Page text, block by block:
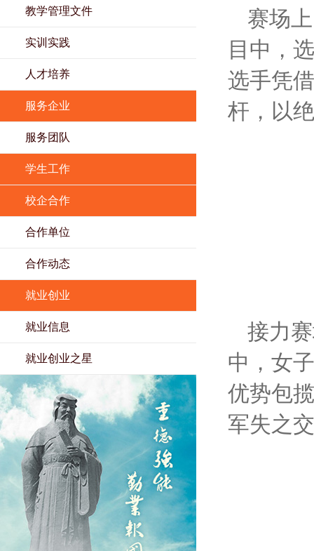
教学管理文件
实训实践
人才培养
服务企业
服务团队
学生工作
校企合作
合作单位
合作动态
就业创业
就业信息
就业创业之星
赛场
目中，
选手凭
杆，以
接力
中，女
优势包
军失之